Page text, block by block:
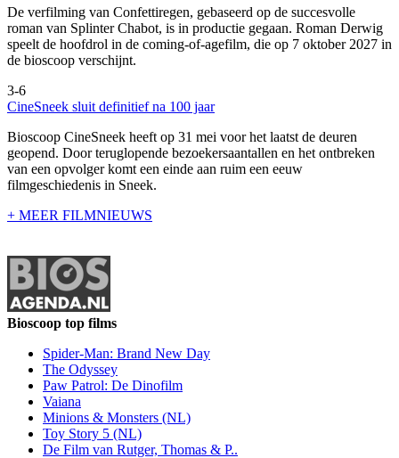
De verfilming van Confettiregen, gebaseerd op de succesvolle
roman van Splinter Chabot, is in productie gegaan. Roman Derwig
speelt de hoofdrol in de coming-of-agefilm, die op 7 oktober 2027 in
de bioscoop verschijnt.
3-6
CineSneek sluit definitief na 100 jaar
Bioscoop CineSneek heeft op 31 mei voor het laatst de deuren
geopend. Door teruglopende bezoekersaantallen en het ontbreken
van een opvolger komt een einde aan ruim een eeuw
filmgeschiedenis in Sneek.
+ MEER FILMNIEUWS
Bioscoop top films
Spider-Man: Brand New Day
The Odyssey
Paw Patrol: De Dinofilm
Vaiana
Minions & Monsters (NL)
Toy Story 5 (NL)
De Film van Rutger, Thomas & P..